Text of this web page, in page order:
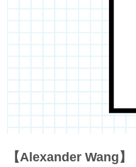
【Alexander Wang】